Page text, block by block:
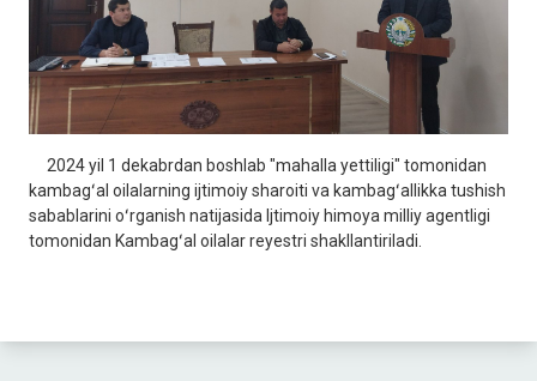
2024 yil 1 dekabrdan boshlab "mahalla yettiligi" tomonidan
kambagʻal oilalarning ijtimoiy sharoiti va kambagʻallikka tushish
sabablarini oʻrganish natijasida Ijtimoiy himoya milliy agentligi
tomonidan Kambagʻal oilalar reyestri shakllantiriladi.